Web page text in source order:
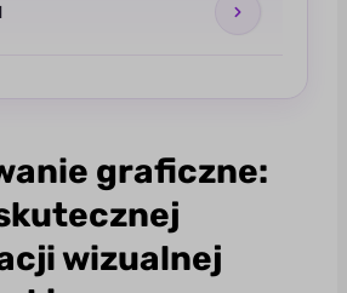
graficzne: Klucz do
Graficzne Pomaga Twojej
Się na Rynku?
wrażenia
graficzne:
wizualnej